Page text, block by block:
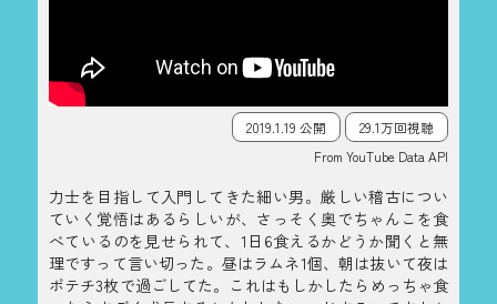
2019.1.19 公開
29.1万回視聴
From YouTube Data API
力士を目指して入門してきた細い男。厳しい稽古につい
ていく覚悟はあるらしいが、さっそく奥でちゃんこを食
べているのを見せられて、1日6食えるかどうか聞くと無
理ですって言い切った。昼はラムネ1個、朝は抜いて夜は
ポテチ3枚で過ごしてた。これはもしかしたらめっちゃ食